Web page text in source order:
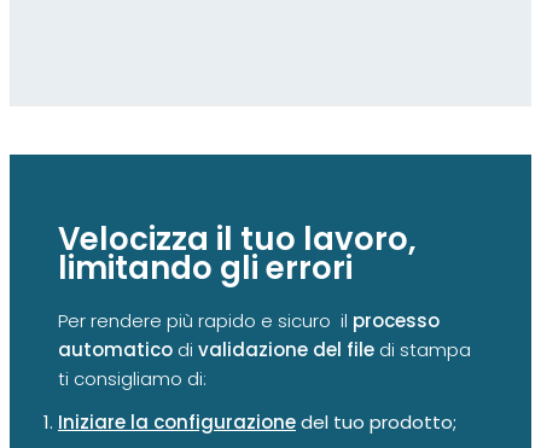
Velocizza il tuo lavoro,
limitando gli errori
Per rendere più rapido e sicuro il processo
automatico di validazione del file di stampa
ti consigliamo di:
Iniziare la configurazionedel tuo prodotto;